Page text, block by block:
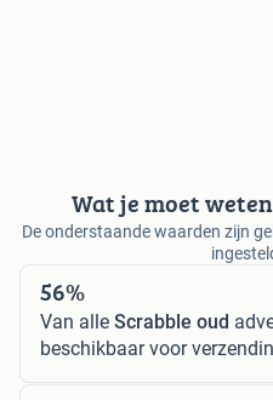
Wat je moet
De onderstaande waarden zijn
56%
Van alle Scrabble oud
beschikbaar voor